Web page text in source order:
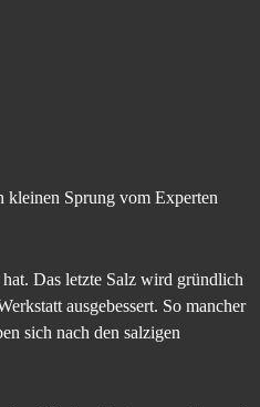
kleinen Sprung vom Experten
Das letzte Salz wird gründlich
ausgebessert. So mancher
sich nach den salzigen